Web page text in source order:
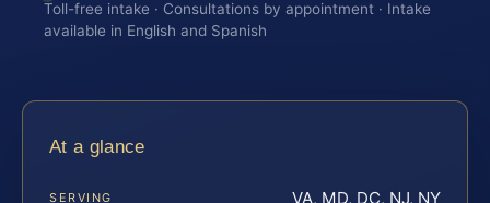
Toll-free intake · Consultations by appointment · Intake
available in English and Spanish
At a glance
SERVING VA, MD, DC, NJ, NY